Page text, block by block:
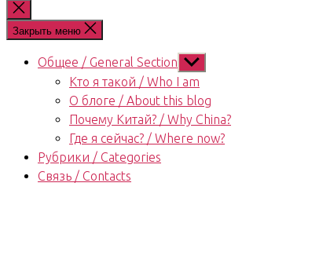
Закрыть
поиск
Закрыть меню
Общее / General Section Показывать
подменю
Кто я такой / Who I am
О блоге / About this blog
Почему Китай? / Why China?
Где я сейчас? / Where now?
Рубрики / Categories
Связь / Contacts